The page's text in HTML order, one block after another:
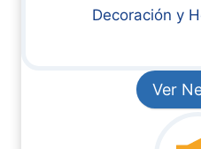
Decoración y
Ver